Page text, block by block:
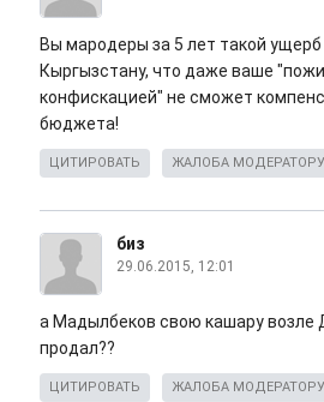
Вы мародеры за 5 лет такой
Кыргызстану, что даже ваше
конфискацией" не сможет
бюджета!
ЦИТИРОВАТЬ ЖАЛОБА МОДЕРАТОРУ
биз
29.06.2015, 12:01
а Мадылбеков свою кашару возле
продал??
ЦИТИРОВАТЬ ЖАЛОБА МОДЕРАТОРУ